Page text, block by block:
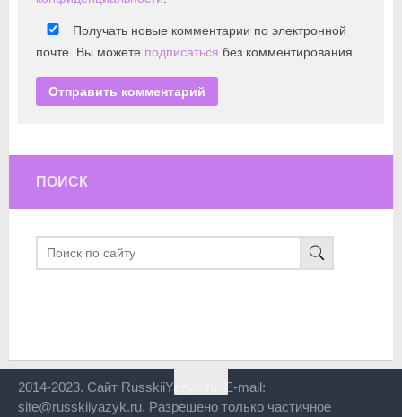
Получать новые комментарии по электронной
почте. Вы можете подписаться без комментирования.
ПОИСК
2014-2023. Сайт RusskiiYazyk.ru. E-mail:
site@russkiiyazyk.ru. Разрешено только частичное